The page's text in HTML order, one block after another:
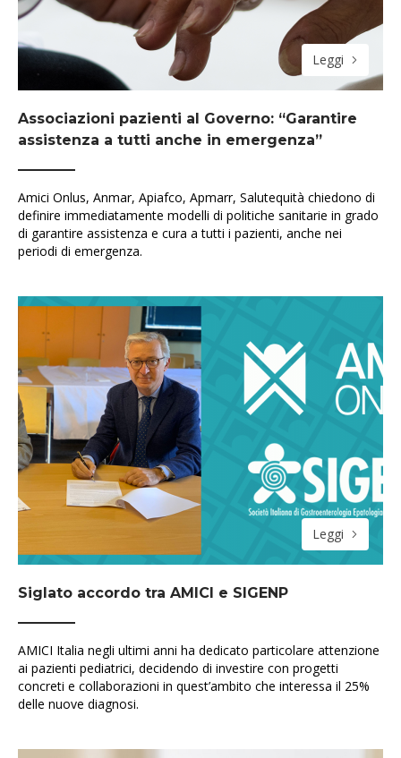
Leggi
Associazioni pazienti al Governo: “Garantire
assistenza a tutti anche in emergenza”
Amici Onlus, Anmar, Apiafco, Apmarr, Salutequità chiedono di
definire immediatamente modelli di politiche sanitarie in grado
di garantire assistenza e cura a tutti i pazienti, anche nei
periodi di emergenza.
Leggi
Siglato accordo tra AMICI e SIGENP
AMICI Italia negli ultimi anni ha dedicato particolare attenzione
ai pazienti pediatrici, decidendo di investire con progetti
concreti e collaborazioni in quest’ambito che interessa il 25%
delle nuove diagnosi.